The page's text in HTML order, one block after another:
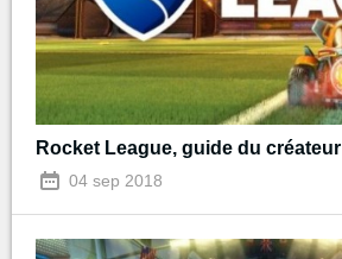
Rocket League, guide du créateur
04 sep 2018